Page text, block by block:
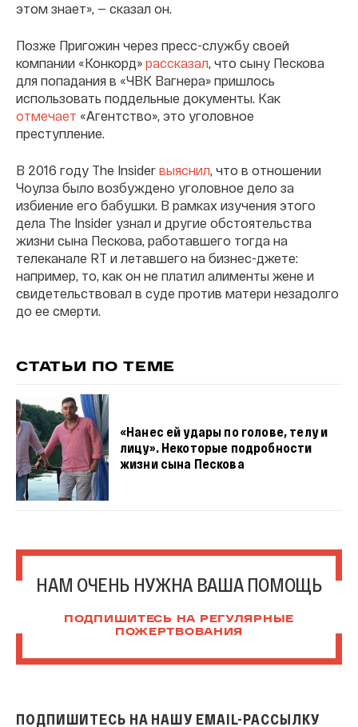
этом знает», — сказал он.
Позже Пригожин через пресс-службу своей
компании «Конкорд» рассказал, что сыну Пескова
для попадания в «ЧВК Вагнера» пришлось
использовать поддельные документы. Как
отмечает «Агентство», это уголовное
преступление.
В 2016 году The Insider выяснил, что в отношении
Чоулза было возбуждено уголовное дело за
избиение его бабушки. В рамках изучения этого
дела The Insider узнал и другие обстоятельства
жизни сына Пескова, работавшего тогда на
телеканале RT и летавшего на бизнес-джете:
например, то, как он не платил алименты жене и
свидетельствовал в суде против матери незадолго
до ее смерти.
СТАТЬИ ПО ТЕМЕ
«Нанес ей удары по голове, телу и
лицу». Некоторые подробности
жизни сына Пескова
НАМ ОЧЕНЬ НУЖНА ВАША ПОМОЩЬ
ПОДПИШИТЕСЬ НА РЕГУЛЯРНЫЕ
ПОЖЕРТВОВАНИЯ
ПОДПИШИТЕСЬ НА НАШУ EMAIL-РАССЫЛКУ